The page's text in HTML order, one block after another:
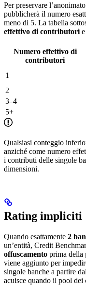
Per preservare
pubblicherà il numero
meno di 5. La tabella
effettivo di contributori e
Numero effettivo di
contributori
1
2
3–4
5+
Qualsiasi conteggio
anziché come numero
i contributi delle singole
dimensioni.
Rating impliciti
Quando esattamente 2
un’entità, Credit
offuscamento prima della
viene aggiunto per
singole banche a partire
acuisce quando il pool